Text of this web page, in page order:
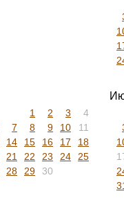
1 2 3
4
7 8 9 10
11
14 15 16 17
18
21 22 23 24
25
28 29 30